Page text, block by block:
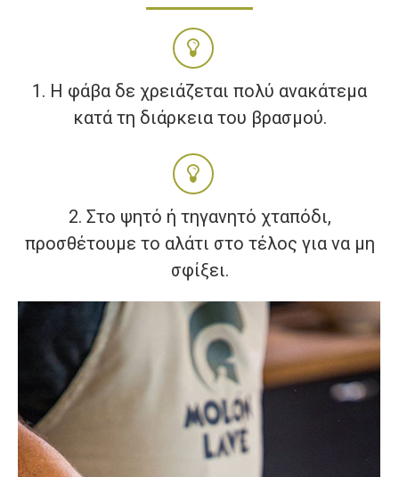
1. Η φάβα δε χρειάζεται πολύ ανακάτεμα
κατά τη διάρκεια του βρασμού.
2. Στο ψητό ή τηγανητό χταπόδι,
προσθέτουμε το αλάτι στο τέλος για να μη
σφίξει.